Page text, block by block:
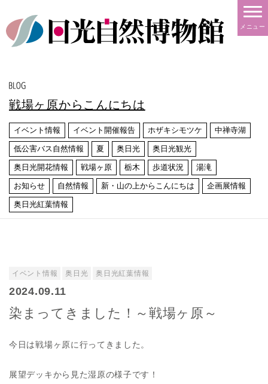
メニュー
戦場ヶ原からこんにちは
イベント情報 イベント開催報告 ホザキシモツケ 中禅寺湖
低公害バス自然情報 夏 奥日光 奥日光観光
奥日光開花情報 戦場ヶ原 栃木 歩道状況 湯滝
お知らせ 自然情報 新・山の上からこんにちは 企画展情報
奥日光紅葉情報
イベント情報 奥日光 奥日光紅葉情報
2024.09.11
染まってきました！～戦場ヶ原～
今日は戦場ヶ原に行ってきました。
展望デッキから見た湿原の様子です！